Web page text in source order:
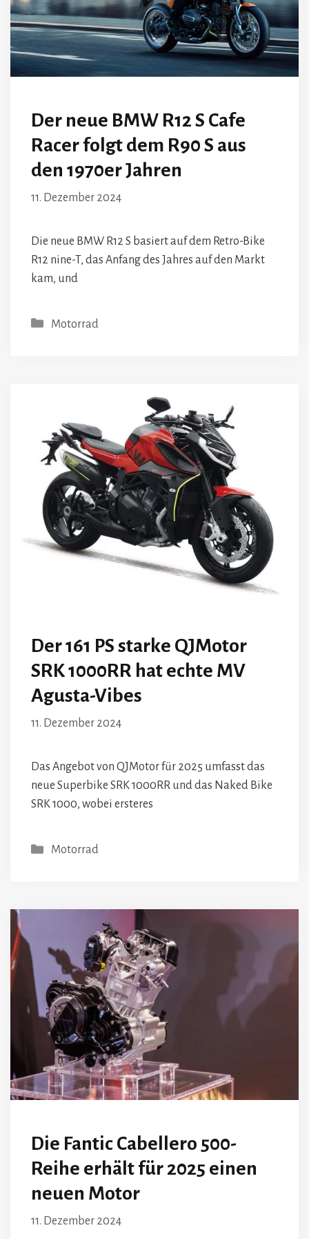
Der neue BMW R12 S Cafe
Racer folgt dem R90 S aus
den 1970er Jahren
11. Dezember 2024
Die neue BMW R12 S basiert auf dem Retro-Bike
R12 nine-T, das Anfang des Jahres auf den Markt
kam, und
Kategorien
Motorrad
Der 161 PS starke QJMotor
SRK 1000RR hat echte MV
Agusta-Vibes
11. Dezember 2024
Das Angebot von QJMotor für 2025 umfasst das
neue Superbike SRK 1000RR und das Naked Bike
SRK 1000, wobei ersteres
Kategorien
Motorrad
Die Fantic Cabellero 500-
Reihe erhält für 2025 einen
neuen Motor
11. Dezember 2024